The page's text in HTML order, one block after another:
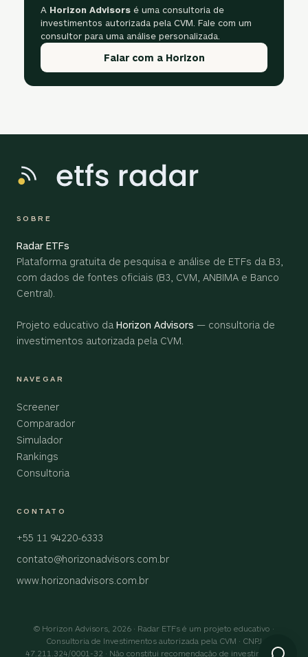
A Horizon Advisors é uma consultoria de
investimentos autorizada pela CVM. Fale com um
consultor para uma análise personalizada.
Falar com a Horizon
SOBRE
Radar ETFs
Plataforma gratuita de pesquisa e análise de ETFs da B3,
com dados de fontes oficiais (B3, CVM, ANBIMA e Banco
Central).
Projeto educativo da Horizon Advisors — consultoria de
investimentos autorizada pela CVM.
NAVEGAR
Screener
Comparador
Simulador
Rankings
Consultoria
CONTATO
+55 11 94220-6333
contato@horizonadvisors.com.br
www.horizonadvisors.com.br
© Horizon Advisors, 2026 · Radar ETFs é um projeto educativo ·
Consultoria de Investimentos autorizada pela CVM · CNPJ
47.211.324/0001-32 · Não constitui recomendação de investimento.